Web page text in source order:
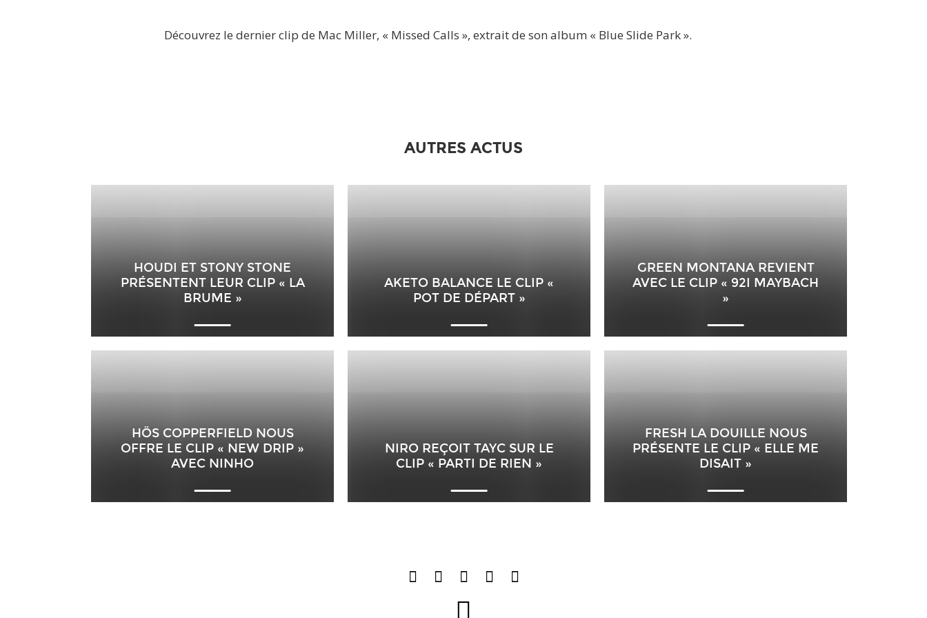
Découvrez le dernier clip de Mac Miller, « Missed Calls », extrait de son album « Blue Slide Park ».
AUTRES ACTUS
HOUDI ET STONY STONE
PRÉSENTENT LEUR CLIP « LA
BRUME »
AKETO BALANCE LE CLIP «
POT DE DÉPART »
GREEN MONTANA REVIENT
AVEC LE CLIP « 92I MAYBACH
»
HÖS COPPERFIELD NOUS
OFFRE LE CLIP « NEW DRIP »
AVEC NINHO
NIRO REÇOIT TAYC SUR LE
CLIP « PARTI DE RIEN »
FRESH LA DOUILLE NOUS
PRÉSENTE LE CLIP « ELLE ME
DISAIT »